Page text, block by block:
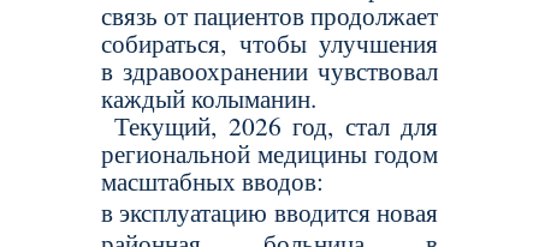
связь от пациентов продолжает
собираться, чтобы улучшения
в здравоохранении чувствовал
каждый колыманин.
Текущий, 2026 год, стал для
региональной медицины годом
масштабных вводов:
в эксплуатацию вводится новая